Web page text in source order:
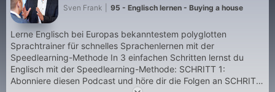
Sven Frank 95 - Englisch lernen - Buying a house
Lerne Englisch bei Europas bekanntestem polyglotten
Sprachtrainer für schnelles Sprachenlernen mit der
Speedlearning-Methode In 3 einfachen Schritten lernst du
Englisch mit der Speedlearning-Methode: SCHRITT 1:
Abonniere diesen Podcast und höre dir die Folgen an SCHRITT